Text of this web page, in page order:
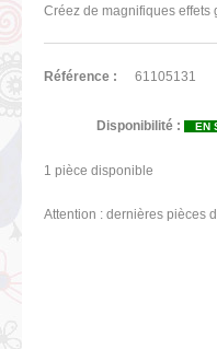
Créez de magnifiques effets
Référence : 61105131
Disponibilité : EN
1 pièce disponible
Attention : dernières pièces